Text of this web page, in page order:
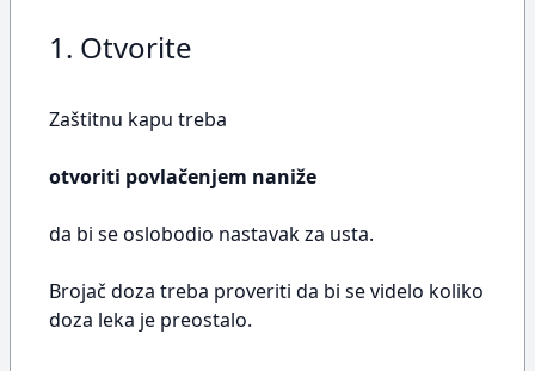
1. Otvorite
Zaštitnu kapu treba
otvoriti povlačenjem naniže
da bi se oslobodio nastavak za usta.
Brojač doza treba proveriti da bi se videlo koliko
doza leka je preostalo.